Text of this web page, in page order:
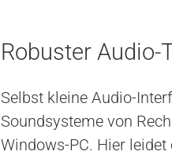
Robuster Audio-
Selbst kleine Audio-
Soundsysteme von
Windows-PC. Hier